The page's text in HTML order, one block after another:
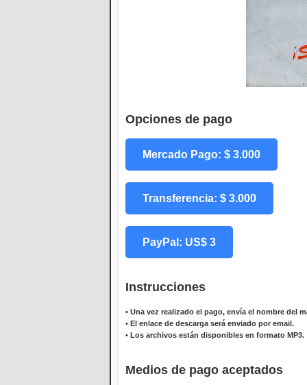
Opciones de pago
Mercado Pago: $ 3.000
Transferencia: $ 3.000
PayPal: US$ 3
Instrucciones
• Una vez realizado el pago, envía el nombre del
• El enlace de descarga será enviado por email.
• Los archivos están disponibles en formato MP3.
Medios de pago aceptados